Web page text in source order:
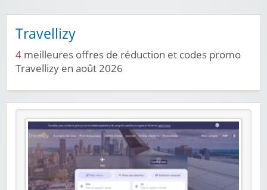
Travellizy
4 meilleures offres de réduction et codes promo
Travellizy en août 2026